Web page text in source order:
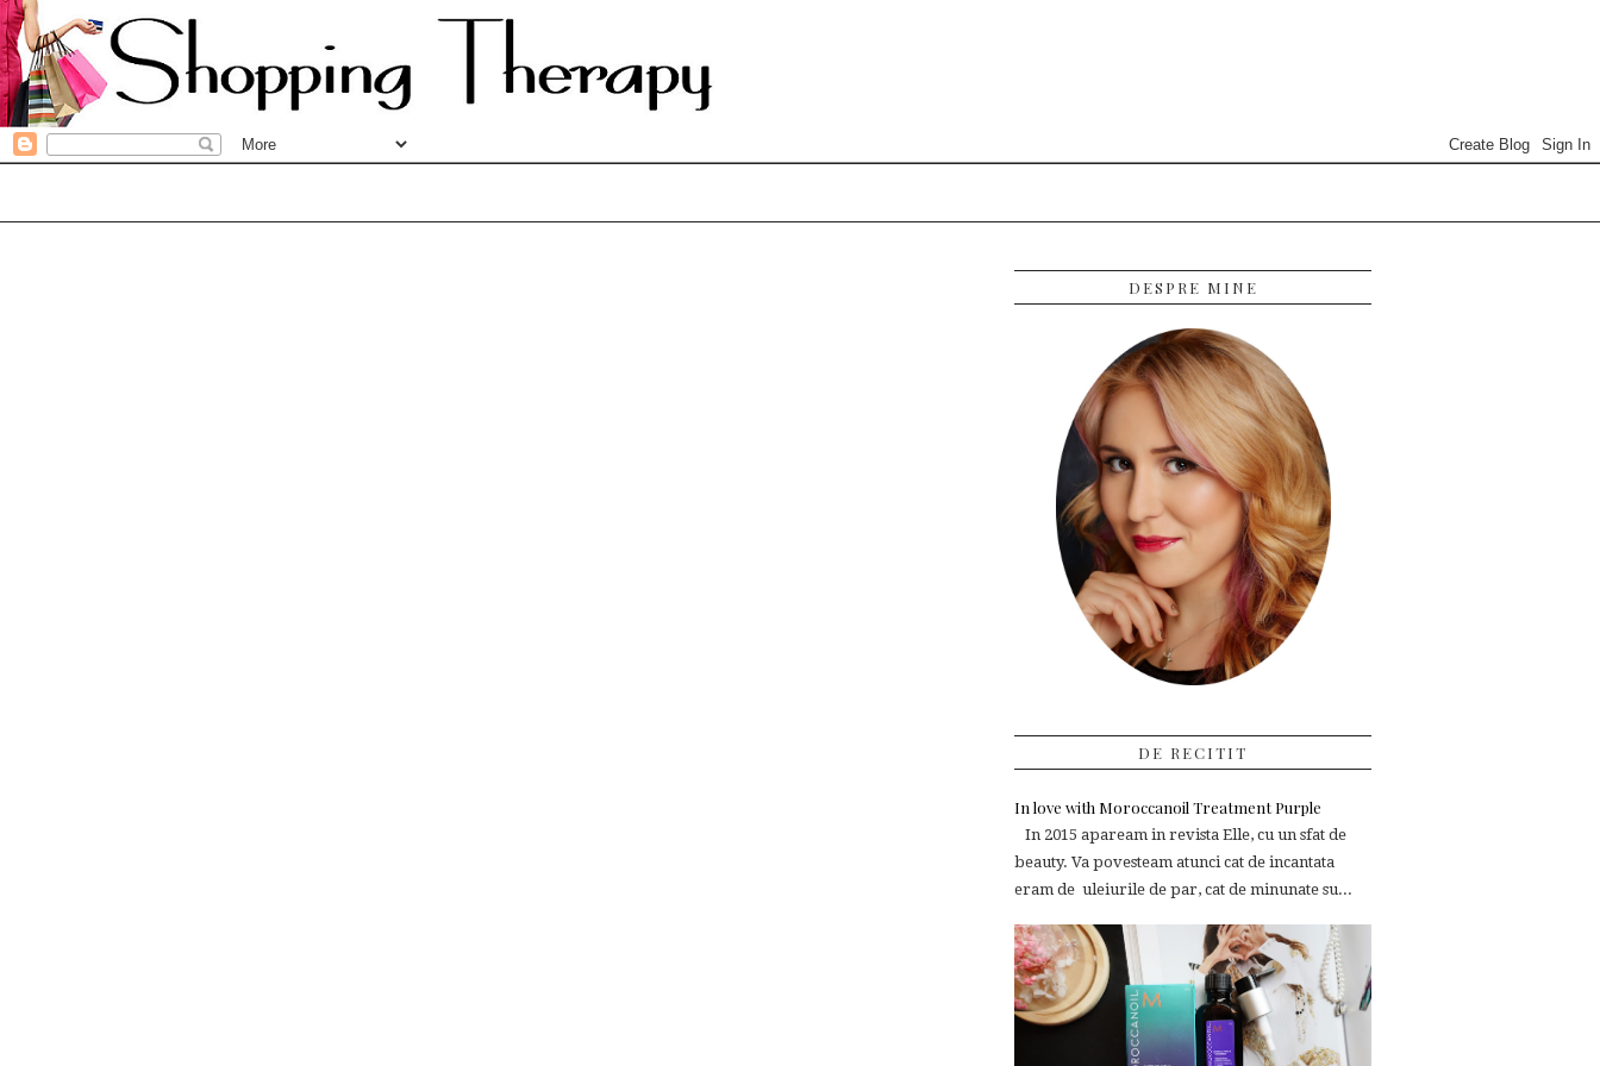
DESPRE MINE
DE RECITIT
In love with Moroccanoil Treatment Purple
In 2015 apaream in revista Elle, cu un sfat de
beauty. Va povesteam atunci cat de incantata
eram de uleiurile de par, cat de minunate su...